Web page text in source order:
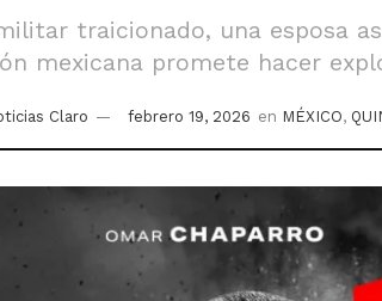
traicionado, una esposa
mexicana promete hacer
Claro febrero 19, 2026 en MÉXICO,